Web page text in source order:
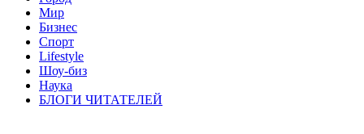
Мир
Бизнес
Спорт
Lifestyle
Шоу-биз
Наука
БЛОГИ ЧИТАТЕЛЕЙ